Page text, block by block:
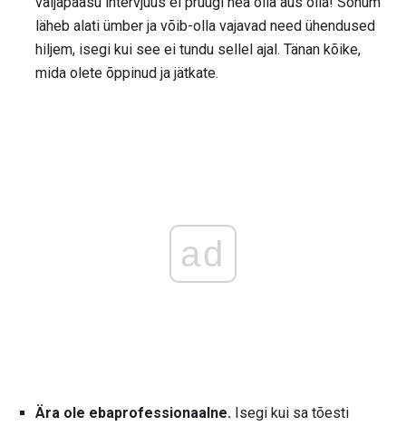
läheb alati ümber ja võib-olla vajavad need ühendused
hiljem, isegi kui see ei tundu sellel ajal. Tänan kõike,
mida olete õppinud ja jätkate.
ad
Ära ole ebaprofessionaalne. Isegi kui sa tõesti